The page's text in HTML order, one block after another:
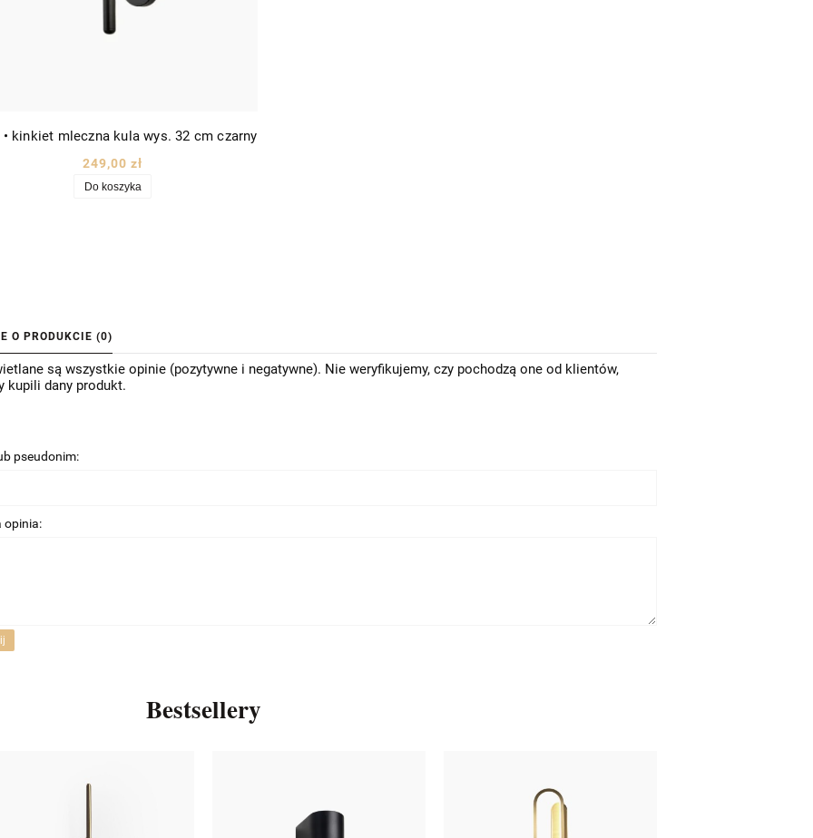
kinkiet mleczna kula wys. 32 cm czarny
249,00 zł
Do koszyka
O PRODUKCIE (0)
są wszystkie opinie (pozytywne i negatywne). Nie weryfikujemy, czy pochodzą one od klientów,
kupili dany produkt.
pseudonim:
opinia:
Bestsellery